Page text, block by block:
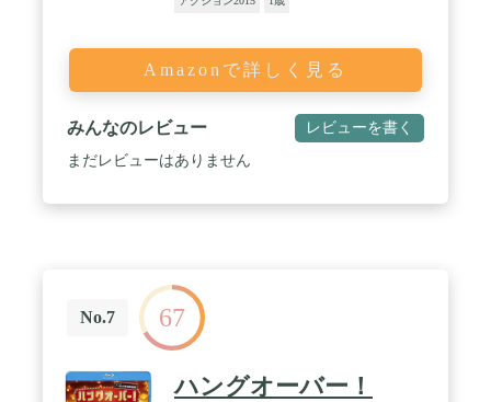
Amazonで詳しく見る
みんなのレビュー レビューを書く
まだレビューはありません
No.7 67
ハングオーバー！